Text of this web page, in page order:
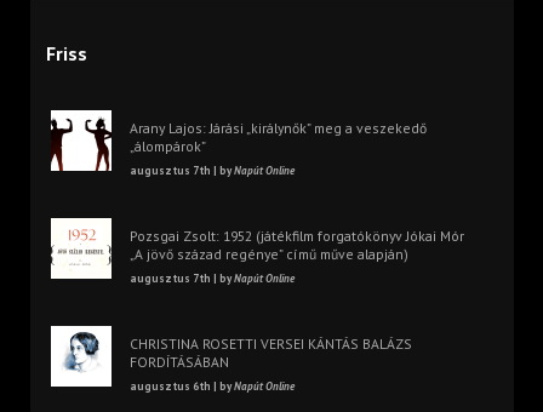
Friss
Arany Lajos: Járási „királynők” meg a veszekedő
„álompárok”
augusztus 7th | byNapút Online
Pozsgai Zsolt: 1952 (játékfilm forgatókönyv Jókai Mór
„A jövő század regénye” című műve alapján)
augusztus 7th | byNapút Online
CHRISTINA ROSETTI VERSEI KÁNTÁS BALÁZS
FORDÍTÁSÁBAN
augusztus 6th | byNapút Online